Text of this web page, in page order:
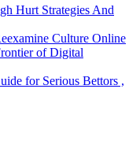
Hurt Strategies And
Culture Online
of Digital
for Serious Bettors ,